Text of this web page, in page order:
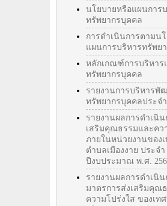
นโยบายหรือแผนการ
ทรัพยากรบุคคล
การดำเนินการตามน
แผนการบริหารทรัพย
หลักเกณฑ์การบริหา
ทรัพยากรบุคคล
รายงานการบริหารพั
ทรัพยากรบุคคลประจ
รายงานผลการดำเนิน
เสริมคุณธรรมและคว
ภายในหน่วยงานของ
ตำบลเมืองงาย ประจำ
ปีงบประมาณ พ.ศ.
รายงานผลการดำเนิ
มาตรการส่งเสริมคุณ
ความโปร่งใส ของเท